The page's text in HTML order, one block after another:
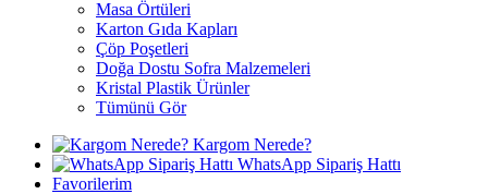
Masa Örtüleri
Karton Gıda Kapları
Çöp Poşetleri
Doğa Dostu Sofra Malzemeleri
Kristal Plastik Ürünler
Tümünü Gör
Kargom Nerede?
WhatsApp Sipariş Hattı
Favorilerim